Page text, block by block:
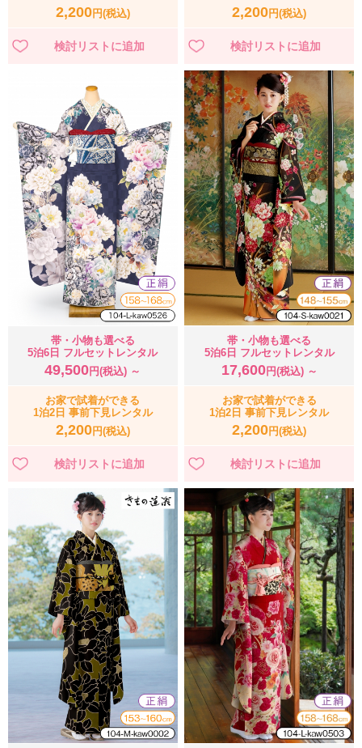
2,200円(税込) 2,200円(税込)
帯・小物も選べる
5泊6日 フルセットレンタル
49,500 円(税込) ～
お家で試着ができる
1泊2日 事前下見レンタル
2,200円(税込)
帯・小物も選べる
5泊6日 フルセットレンタル
17,600円(税込) ～
お家で試着ができる
1泊2日 事前下見レンタル
2,200円(税込)